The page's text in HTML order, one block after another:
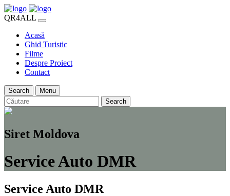
QR4ALL
Acasă
Ghid Turistic
Filme
Despre Proiect
Contact
Search
Menu
Search
Siret Moldova
Service Auto DMR
Service Auto DMR